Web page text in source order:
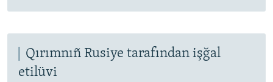
Qırımnıñ Rusiye tarafından işğal
etilüvi